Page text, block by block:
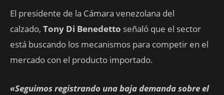
El presidente de la Cámara venezolana del
calzado, Tony Di Benedetto señaló que el sector
está buscando los mecanismos para competir en el
mercado con el producto importado.
«Seguimos registrando una baja demanda sobre el